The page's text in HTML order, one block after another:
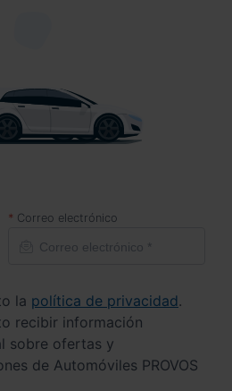
Correo electrónico
la política de privacidad.
recibir información
sobre ofertas y
de Automóviles PROVOS